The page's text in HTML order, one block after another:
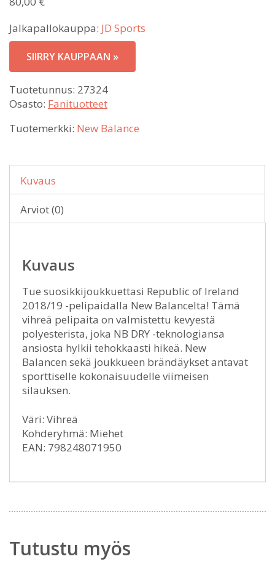
Jalkapallokauppa: JD Sports
SIIRRY KAUPPAAN »
Tuotetunnus: 27324
Osasto: Fanituotteet
Tuotemerkki: New Balance
Kuvaus
Arviot (0)
Kuvaus
Tue suosikkijoukkuettasi Republic of Ireland
2018/19 -pelipaidalla New Balancelta! Tämä
vihreä pelipaita on valmistettu kevyestä
polyesterista, joka NB DRY -teknologiansa
ansiosta hylkii tehokkaasti hikeä. New
Balancen sekä joukkueen brändäykset antavat
sporttiselle kokonaisuudelle viimeisen
silauksen.
Väri: Vihreä
Kohderyhmä: Miehet
EAN: 798248071950
Tutustu myös